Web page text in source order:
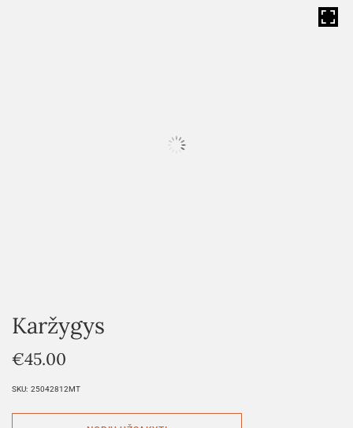
Karžygys
€45.00
SKU: 25042812MT